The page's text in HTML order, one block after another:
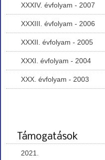
XXXIV. évfolyam - 2007
XXXIII. évfolyam - 2006
XXXII. évfolyam - 2005
XXXI. évfolyam - 2004
XXX. évfolyam - 2003
Támogatások
2021.